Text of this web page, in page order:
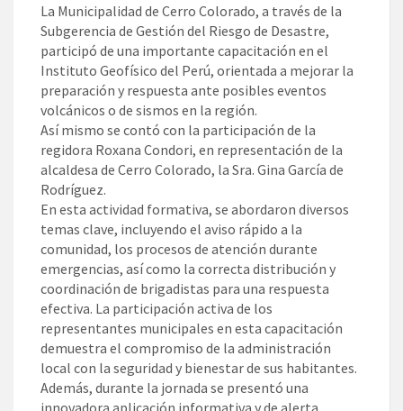
La Municipalidad de Cerro Colorado, a través de la
Subgerencia de Gestión del Riesgo de Desastre,
participó de una importante capacitación en el
Instituto Geofísico del Perú, orientada a mejorar la
preparación y respuesta ante posibles eventos
volcánicos o de sismos en la región.
Así mismo se contó con la participación de la
regidora Roxana Condori, en representación de la
alcaldesa de Cerro Colorado, la Sra. Gina García de
Rodríguez.
En esta actividad formativa, se abordaron diversos
temas clave, incluyendo el aviso rápido a la
comunidad, los procesos de atención durante
emergencias, así como la correcta distribución y
coordinación de brigadistas para una respuesta
efectiva. La participación activa de los
representantes municipales en esta capacitación
demuestra el compromiso de la administración
local con la seguridad y bienestar de sus habitantes.
Además, durante la jornada se presentó una
innovadora aplicación informativa y de alerta